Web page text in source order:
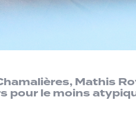
Mathis
pour le moins